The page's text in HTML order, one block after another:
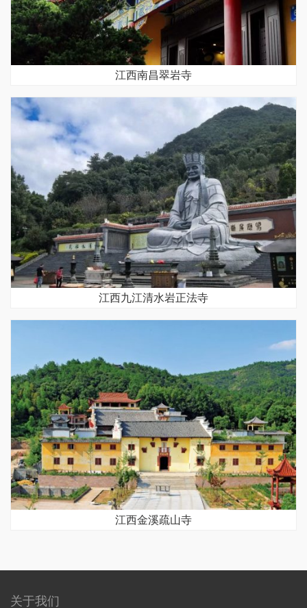
江西南昌翠岩寺
江西九江清水岩正法寺
江西金溪疏山寺
关于我们